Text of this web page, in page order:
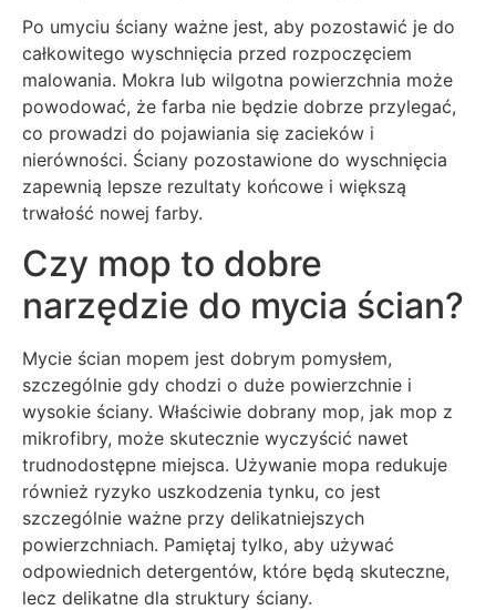
Po umyciu ściany ważne jest, aby pozostawić je do
całkowitego wyschnięcia przed rozpoczęciem
malowania. Mokra lub wilgotna powierzchnia może
powodować, że farba nie będzie dobrze przylegać,
co prowadzi do pojawiania się zacieków i
nierówności. Ściany pozostawione do wyschnięcia
zapewnią lepsze rezultaty końcowe i większą
trwałość nowej farby.
Czy mop to dobre
narzędzie do mycia ścian?
Mycie ścian mopem jest dobrym pomysłem,
szczególnie gdy chodzi o duże powierzchnie i
wysokie ściany. Właściwie dobrany mop, jak mop z
mikrofibry, może skutecznie wyczyścić nawet
trudnodostępne miejsca. Używanie mopa redukuje
również ryzyko uszkodzenia tynku, co jest
szczególnie ważne przy delikatniejszych
powierzchniach. Pamiętaj tylko, aby używać
odpowiednich detergentów, które będą skuteczne,
lecz delikatne dla struktury ściany.